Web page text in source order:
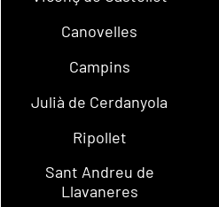
Canovelles
Campins
Julià de Cerdanyola
Ripollet
Sant Andreu de
Llavaneres